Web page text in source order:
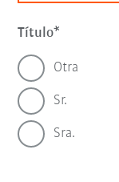
Título
Otra
Sr.
Sra.